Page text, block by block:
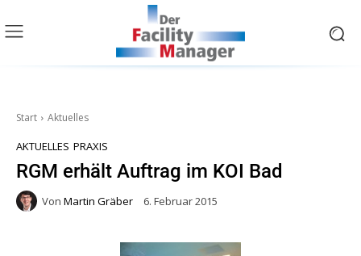
Start Aktuelles
AKTUELLES PRAXIS
RGM erhält Auftrag im KOI Bad
Von Martin Gräber 6. Februar 2015